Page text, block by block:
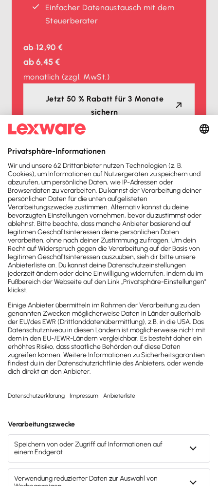
Einfacher Datenaustausch mit dem
Steuerberater
ab12,90 €
ab6,45 €
monatlich (zzgl. MwSt.)
Jetzt 50 % Rabatt für 3 Monate
sichern
Lexware Office ist mehrfacher
Testsieger
2026
Buchhaltungssoftware
Testsieger
2025
Buchhaltungssoftware
Testsieger
Testsieger Testsieger
2022
Testsieger
2025